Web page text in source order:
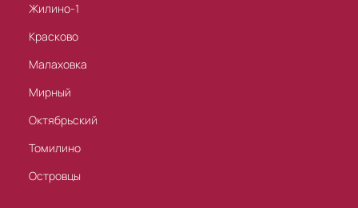
Жилино-1
Красково
Малаховка
Мирный
Октябрьский
Томилино
Островцы